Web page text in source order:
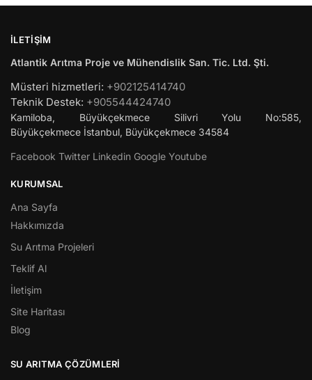
İLETIŞIM
Atlantik Arıtma Proje ve Mühendislik San. Tic. Ltd. Şti.
Müsteri hizmetleri: +902125414740
Teknik Destek: +905544424740
Kamiloba, Büyükçekmece Silivri Yolu No:585,
Büyükçekmece İstanbul, Büyükçekmece 34584
Facebook Twitter Linkedin Google Youtube
KURUMSAL
Ana Sayfa
Hakkımızda
Su Arıtma Projeleri
Teklif Al
İletişim
Site Haritası
Blog
SU ARITMA ÇÖZÜMLERI